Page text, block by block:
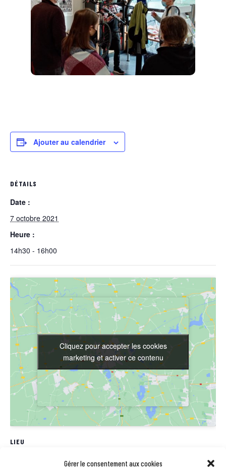
Gérer le consentement aux cookies
Ajouter au calendrier
DÉTAILS
Date :
7 octobre 2021
Heure :
14h30 - 16h00
LIEU
Cliquez pour accepter les cookies
marketing et activer ce contenu
Cliquez pour accepter les cookies
marketing et activer ce contenu